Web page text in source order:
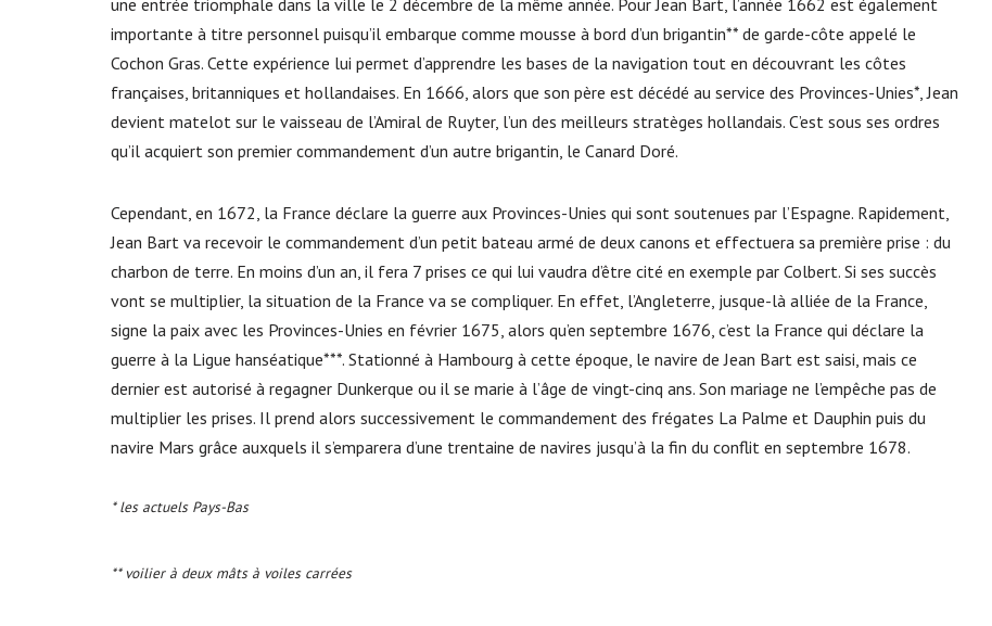
une entrée triomphale dans la ville le 2 décembre de la même année. Pour Jean Bart, l’année 1662 est également
importante à titre personnel puisqu’il embarque comme mousse à bord d’un brigantin** de garde-côte appelé le
Cochon Gras. Cette expérience lui permet d’apprendre les bases de la navigation tout en découvrant les côtes
françaises, britanniques et hollandaises. En 1666, alors que son père est décédé au service des Provinces-Unies*, Jean
devient matelot sur le vaisseau de l’Amiral de Ruyter, l’un des meilleurs stratèges hollandais. C’est sous ses ordres
qu’il acquiert son premier commandement d’un autre brigantin, le Canard Doré.
Cependant, en 1672, la France déclare la guerre aux Provinces-Unies qui sont soutenues par l’Espagne. Rapidement,
Jean Bart va recevoir le commandement d’un petit bateau armé de deux canons et effectuera sa première prise : du
charbon de terre. En moins d’un an, il fera 7 prises ce qui lui vaudra d’être cité en exemple par Colbert. Si ses succès
vont se multiplier, la situation de la France va se compliquer. En effet, l’Angleterre, jusque-là alliée de la France,
signe la paix avec les Provinces-Unies en février 1675, alors qu’en septembre 1676, c’est la France qui déclare la
guerre à la Ligue hanséatique***. Stationné à Hambourg à cette époque, le navire de Jean Bart est saisi, mais ce
dernier est autorisé à regagner Dunkerque ou il se marie à l’âge de vingt-cinq ans. Son mariage ne l’empêche pas de
multiplier les prises. Il prend alors successivement le commandement des frégates La Palme et Dauphin puis du
navire Mars grâce auxquels il s’emparera d’une trentaine de navires jusqu’à la fin du conflit en septembre 1678.
* les actuels Pays-Bas
** voilier à deux mâts à voiles carrées